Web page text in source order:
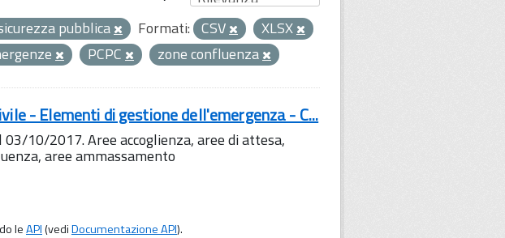
pubblica Formati: CSV
XLSX
PCPC zone confluenza
- Elementi di gestione dell'emergenza - C...
10/2017. Aree accoglienza, aree di attesa,
aree ammassamento
leAPI(vediDocumentazione API).